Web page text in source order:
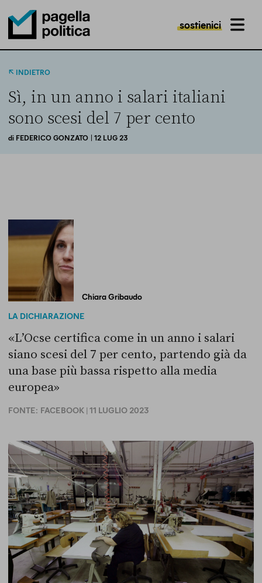
Pagella Politica Logo
sostienici MENU
INDIETRO
Sì, in un anno i salari italiani
sono scesi del 7 per cento
di FEDERICO GONZATO | 12 LUG 23
Chiara Gribaudo
LA DICHIARAZIONE
«L’Ocse certifica come in un anno i salari
siano scesi del 7 per cento, partendo già da
una base più bassa rispetto alla media
europea»
FONTE: FACEBOOK | 11 LUGLIO 2023